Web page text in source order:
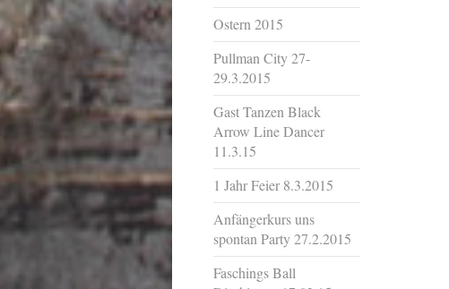
Ostern 2015
Pullman City 27-
29.3.2015
Gast Tanzen Black
Arrow Line Dancer
11.3.15
1 Jahr Feier 8.3.2015
Anfängerkurs uns
spontan Party 27.2.2015
Faschings Ball